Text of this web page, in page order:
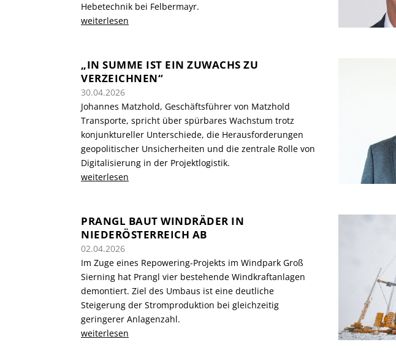
Hebetechnik bei Felbermayr.
weiterlesen
„IN SUMME IST EIN ZUWACHS ZU
VERZEICHNEN“
30.04.2026
Johannes Matzhold, Geschäftsführer von Matzhold
Transporte, spricht über spürbares Wachstum trotz
konjunktureller Unterschiede, die Herausforderungen
geopolitischer Unsicherheiten und die zentrale Rolle von
Digitalisierung in der Projektlogistik.
weiterlesen
PRANGL BAUT WINDRÄDER IN
NIEDERÖSTERREICH AB
02.04.2026
Im Zuge eines Repowering-Projekts im Windpark Groß
Sierning hat Prangl vier bestehende Windkraftanlagen
demontiert. Ziel des Umbaus ist eine deutliche
Steigerung der Stromproduktion bei gleichzeitig
geringerer Anlagenzahl.
weiterlesen